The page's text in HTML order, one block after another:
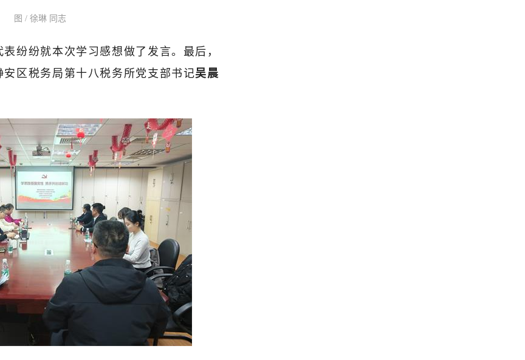
图 / 徐琳 同志
纷纷就本次学习感想做了发言。最后，
区税务局第十八税务所党支部书记吴晨